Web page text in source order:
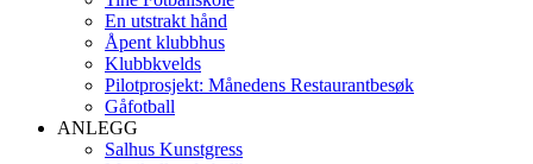
En utstrakt hånd
Åpent klubbhus
Klubbkvelds
Pilotprosjekt: Månedens Restaurantbesøk
Gåfotball
ANLEGG
Salhus Kunstgress